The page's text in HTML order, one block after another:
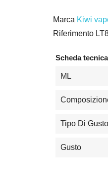
Marca Kiwi
Riferimento
Scheda tecnica
ML
Tipo Di Gusto
Gusto